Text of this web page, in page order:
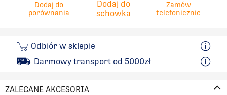
Dodaj do
porównania
Dodaj do
schowka
Zamów
telefonicznie
Odbiór w sklepie
Darmowy transport od 5000zł
ZALECANE AKCESORIA